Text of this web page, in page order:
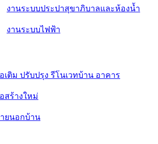
งานระบบประปาสุขาภิบาลและห้องน้ำ
งานระบบไฟฟ้า
เติม ปรับปรุง รีโนเวทบ้าน อาคาร
สร้างใหม่
ยนอกบ้าน
งานระบบไฟฟ้า
อเติม ปรับปรุง รีโนเวทบ้าน อาคาร
สร้างใหม่
ยนอกบ้าน